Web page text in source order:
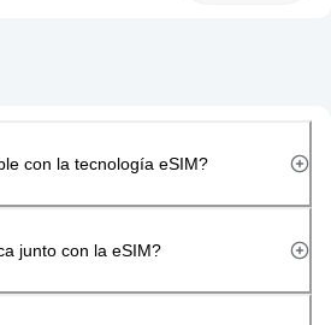
con la tecnología eSIM?
junto con la eSIM?